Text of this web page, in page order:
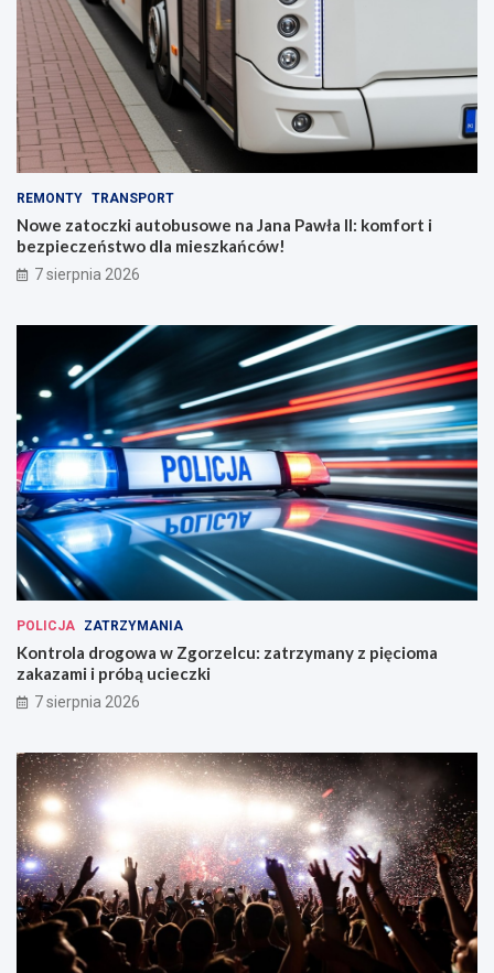
REMONTY TRANSPORT
Nowe zatoczki autobusowe na Jana Pawła II: komfort i
bezpieczeństwo dla mieszkańców!
7 sierpnia 2026
POLICJA ZATRZYMANIA
Kontrola drogowa w Zgorzelcu: zatrzymany z pięcioma
zakazami i próbą ucieczki
7 sierpnia 2026